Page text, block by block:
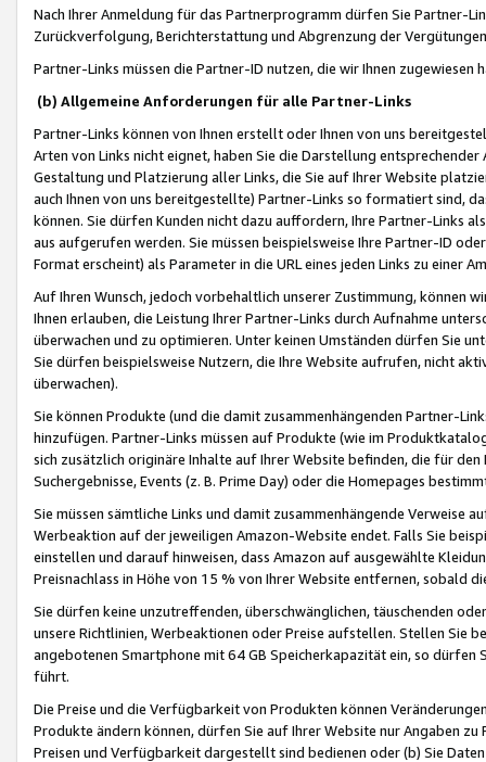
Nach Ihrer Anmeldung für das Partnerprogramm dürfen Sie Partner-
Zurückverfolgung, Berichterstattung und Abgrenzung der
Partner-Links müssen die Partner-ID nutzen, die wir Ihnen zugewiesen
(b) Allgemeine Anforderungen für alle Partner-Links
Partner-Links können von Ihnen erstellt oder Ihnen von uns
Arten von Links nicht eignet, haben Sie die Darstellung
Gestaltung und Platzierung aller Links, die Sie auf Ihrer Website
auch Ihnen von uns bereitgestellte) Partner-Links so formatiert sind,
können. Sie dürfen Kunden nicht dazu auffordern, Ihre Partner-Links
aus aufgerufen werden. Sie müssen beispielsweise Ihre Partner-ID
Format erscheint) als Parameter in die URL eines jeden Links zu einer
Auf Ihren Wunsch, jedoch vorbehaltlich unserer Zustimmung, können
Ihnen erlauben, die Leistung Ihrer Partner-Links durch Aufnahme
überwachen und zu optimieren. Unter keinen Umständen dürfen Sie
Sie dürfen beispielsweise Nutzern, die Ihre Website aufrufen, nicht
überwachen).
Sie können Produkte (und die damit zusammenhängenden Partner-
hinzufügen. Partner-Links müssen auf Produkte (wie im
sich zusätzlich originäre Inhalte auf Ihrer Website befinden, die für
Suchergebnisse, Events (z. B. Prime Day) oder die Homepages
Sie müssen sämtliche Links und damit zusammenhängende
Werbeaktion auf der jeweiligen Amazon-Website endet. Falls Sie
einstellen und darauf hinweisen, dass Amazon auf ausgewählte
Preisnachlass in Höhe von 15 % von Ihrer Website entfernen, sobald
Sie dürfen keine unzutreffenden, überschwänglichen, täuschenden
unsere Richtlinien, Werbeaktionen oder Preise aufstellen. Stellen Sie
angebotenen Smartphone mit 64 GB Speicherkapazität ein, so dürfen
führt.
Die Preise und die Verfügbarkeit von Produkten können
Produkte ändern können, dürfen Sie auf Ihrer Website nur Angaben
Preisen und Verfügbarkeit dargestellt sind bedienen oder (b) Sie